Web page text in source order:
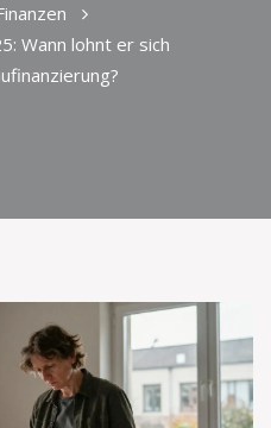
Wann lohnt er sich